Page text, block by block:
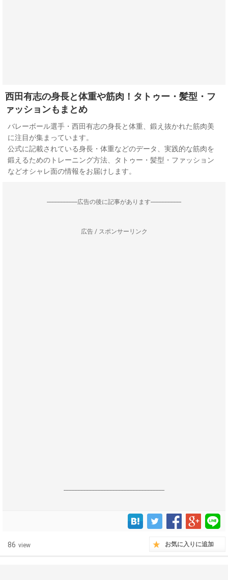
西田有志の身長と体重や筋肉！タトゥー・髪型・フ
ァッションもまとめ
バレーボール選手・西田有志の身長と体重、鍛え抜かれた筋肉美
に注目が集まっています。
公式に記載されている身長・体重などのデータ、実践的な筋肉を
鍛えるためのトレーニング方法、タトゥー・髪型・ファッション
などオシャレ面の情報をお届けします。
--------------------広告の後に記事があります--------------------
広告 / スポンサーリンク
------------------------------------------------------------------
86 view お気に入りに追加